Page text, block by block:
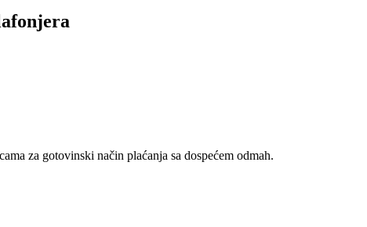
za gotovinski način plaćanja sa dospećem odmah.